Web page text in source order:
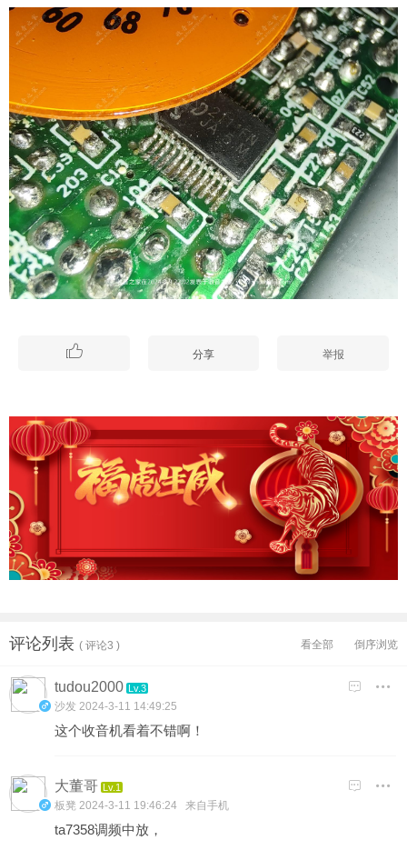
 分享 举报
评论列表 ( 评论3 ) 看全部 倒序浏览

tudou2000 Lv.3
沙发 2024-3-11 14:49:25
这个收音机看着不错啊！

大董哥 Lv.1
板凳 2024-3-11 19:46:24 来自手机
ta7358调频中放，